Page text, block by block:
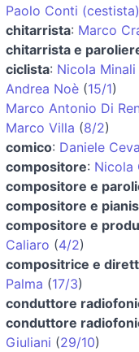
Paolo Conti (cestista)
chitarrista: Marco
chitarrista e
ciclista: Nicola Minali
Andrea Noè (15/1)
Marco Antonio Di
Marco Villa (8/2)
comico: Daniele Ceva
compositore: Nicola
compositore e
compositore e
compositore e
Caliaro (4/2)
compositrice e
Palma (17/3)
conduttore
conduttore
Giuliani (29/10)